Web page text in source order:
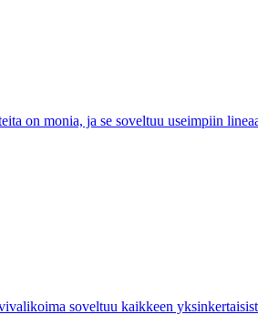
on monia, ja se soveltuu useimpiin
soveltuu kaikkeen